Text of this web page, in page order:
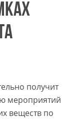
получит
мероприятий
веществ по